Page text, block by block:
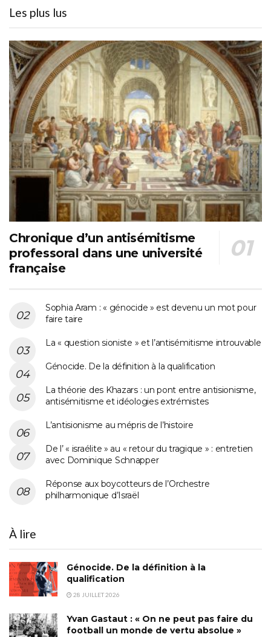
Les plus lus
Chronique d’un antisémitisme
professoral dans une université
française
Sophia Aram : « génocide » est devenu un mot pour
faire taire
La « question sioniste » et l’antisémitisme introuvable
Génocide. De la définition à la qualification
La théorie des Khazars : un pont entre antisionisme,
antisémitisme et idéologies extrémistes
L’antisionisme au mépris de l’histoire
De l’ « israélite » au « retour du tragique » : entretien
avec Dominique Schnapper
Réponse aux boycotteurs de l’Orchestre
philharmonique d’Israël
À lire
Génocide. De la définition à la
qualification
28 JUILLET 2026
Yvan Gastaut : « On ne peut pas faire du
football un monde de vertu absolue »